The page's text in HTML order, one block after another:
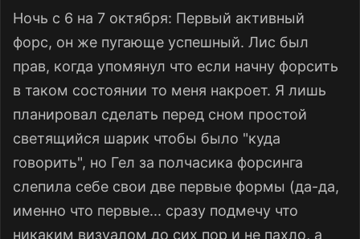
Ночь с 6 на 7 октября: Первый активный
форс, он же пугающе успешный. Лис был
прав, когда упомянул что если начну форсить
в таком состоянии то меня накроет. Я лишь
планировал сделать перед сном простой
светящийся шарик чтобы было "куда
говорить", но Гел за полчасика форсинга
слепила себе свои две первые формы (да-да,
именно что первые... сразу подмечу что
никаким визуалом до сих пор и не пахло, а